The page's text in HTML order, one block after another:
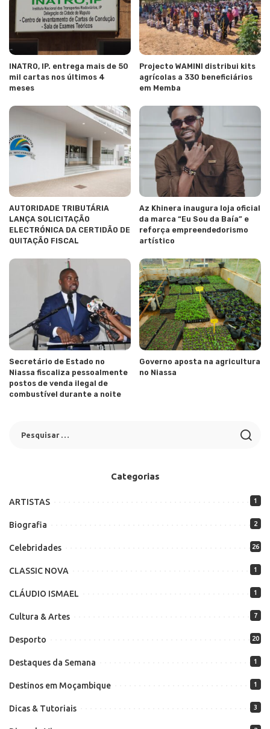
INATRO, IP. entrega mais de 50
mil cartas nos últimos 4
meses
Projecto WAMINI distribui kits
agrícolas a 330 beneficiários
em Memba
AUTORIDADE TRIBUTÁRIA
LANÇA SOLICITAÇÃO
ELECTRÓNICA DA CERTIDÃO DE
QUITAÇÃO FISCAL
Az Khinera inaugura loja oficial
da marca “Eu Sou da Baía” e
reforça empreendedorismo
artístico
Secretário de Estado no
Niassa fiscaliza pessoalmente
postos de venda ilegal de
combustível durante a noite
Governo aposta na agricultura
no Niassa
Categorias
ARTISTAS 1
Biografia 2
Celebridades 26
CLASSIC NOVA 1
CLÁUDIO ISMAEL 1
Cultura & Artes 7
Desporto 20
Destaques da Semana 1
Destinos em Moçambique 1
Dicas & Tutoriais 3